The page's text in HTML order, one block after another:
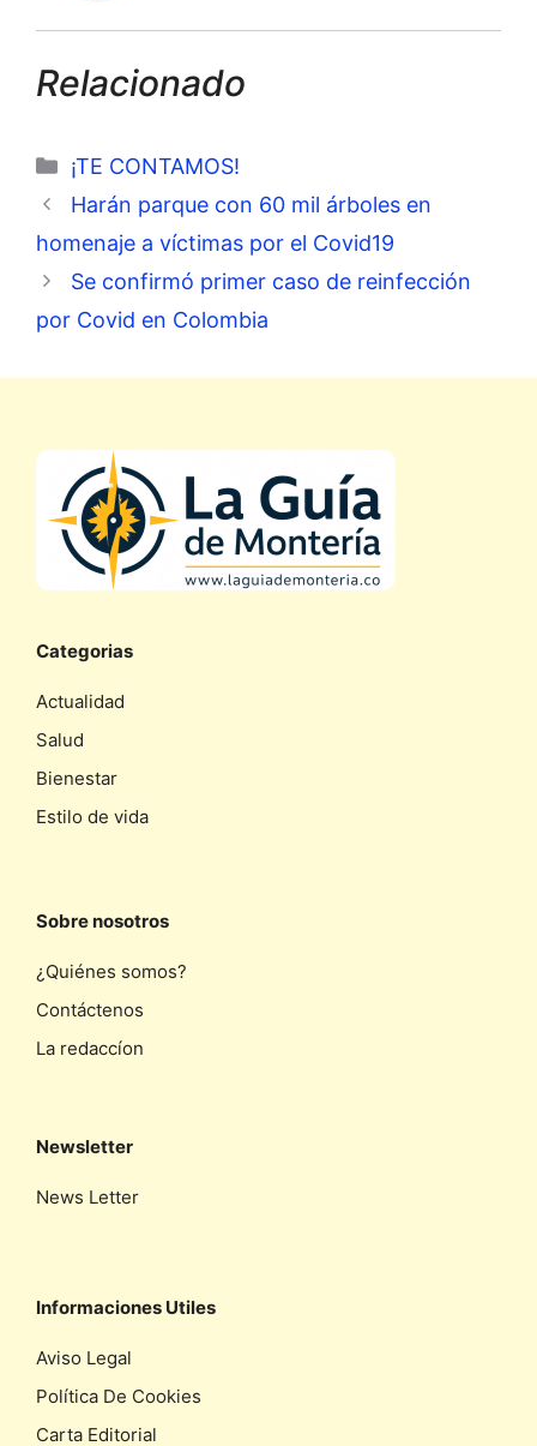
Relacionado
Categorías
¡TE CONTAMOS!
Harán parque con 60 mil árboles en
homenaje a víctimas por el Covid19
Se confirmó primer caso de reinfección
por Covid en Colombia
Categorias
Actualidad
Salud
Bienestar
Estilo de vida
Sobre nosotros
¿Quiénes somos?
Contáctenos
La redaccíon
Newsletter
News Letter
Informaciones Utiles
Aviso Legal
Política De Cookies
Carta Editorial